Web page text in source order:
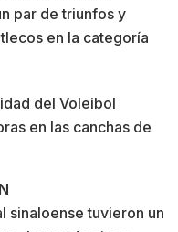
par de triunfos y
en la categoría
del Voleibol
en las canchas de
sinaloense tuvieron un